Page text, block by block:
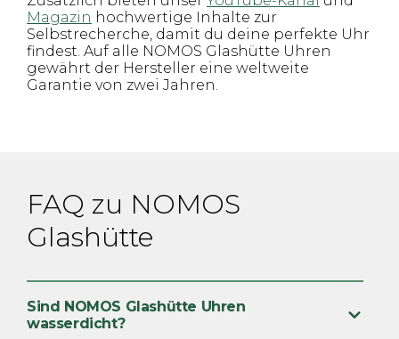
Magazin hochwertige Inhalte zur
Selbstrecherche, damit du deine perfekte Uhr
findest. Auf alle NOMOS Glashütte Uhren
gewährt der Hersteller eine weltweite
Garantie von zwei Jahren.
FAQ zu NOMOS
Glashütte
Sind NOMOS Glashütte Uhren
wasserdicht?